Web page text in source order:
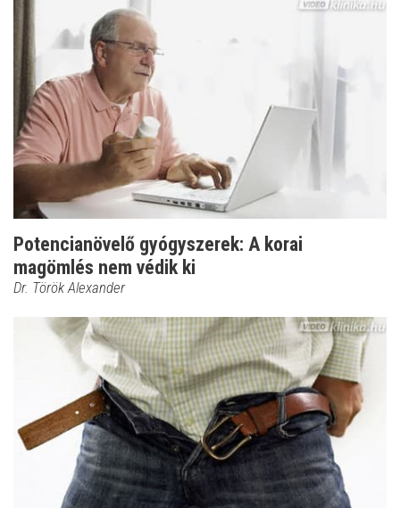
Potencianövelő gyógyszerek: A korai
magömlés nem védik ki
Dr. Török Alexander